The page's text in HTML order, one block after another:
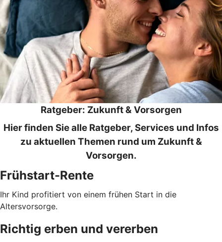
Ratgeber: Zukunft & Vorsorgen
Hier finden Sie alle Ratgeber, Services und Infos
zu aktuellen Themen rund um Zukunft &
Vorsorgen.
Frühstart-Rente
Ihr Kind profitiert von einem frühen Start in die
Altersvorsorge.
Richtig erben und vererben